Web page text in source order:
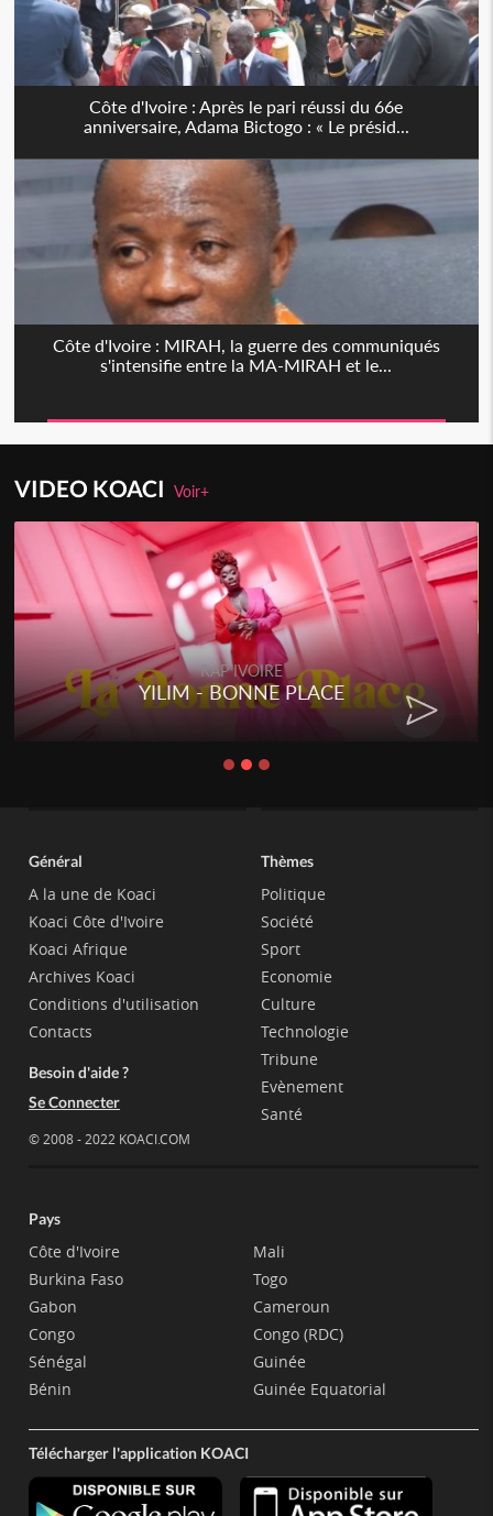
Côte d'Ivoire : Après le pari réussi du 66e
anniversaire, Adama Bictogo : « Le présid...
Côte d'Ivoire : MIRAH, la guerre des communiqués
s'intensifie entre la MA-MIRAH et le...
VIDEO KOACIVoir+
RAP IVOIRE
YILIM - BONNE PLACE
Général
A la une de Koaci
Koaci Côte d'Ivoire
Koaci Afrique
Archives Koaci
Conditions d'utilisation
Contacts
Besoin d'aide ?
Se Connecter
© 2008 - 2022 KOACI.COM
Thèmes
Politique
Société
Sport
Economie
Culture
Technologie
Tribune
Evènement
Santé
Pays
Côte d'Ivoire
Burkina Faso
Gabon
Congo
Sénégal
Bénin
Mali
Togo
Cameroun
Congo (RDC)
Guinée
Guinée Equatorial
Télécharger l'application KOACI